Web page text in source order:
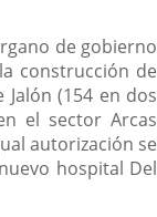
de gobierno
construcción de
(154 en dos
el sector Arcas
autorización se
hospital Del